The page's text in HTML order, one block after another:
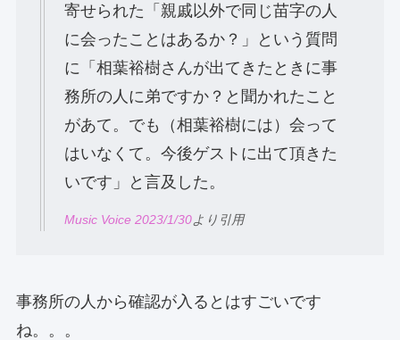
寄せられた「親戚以外で同じ苗字の人
に会ったことはあるか？」という質問
に「相葉裕樹さんが出てきたときに事
務所の人に弟ですか？と聞かれたこと
があて。でも（相葉裕樹には）会って
はいなくて。今後ゲストに出て頂きた
いです」と言及した。
Music Voice 2023/1/30より引用
事務所の人から確認が入るとはすごいです
ね。。。